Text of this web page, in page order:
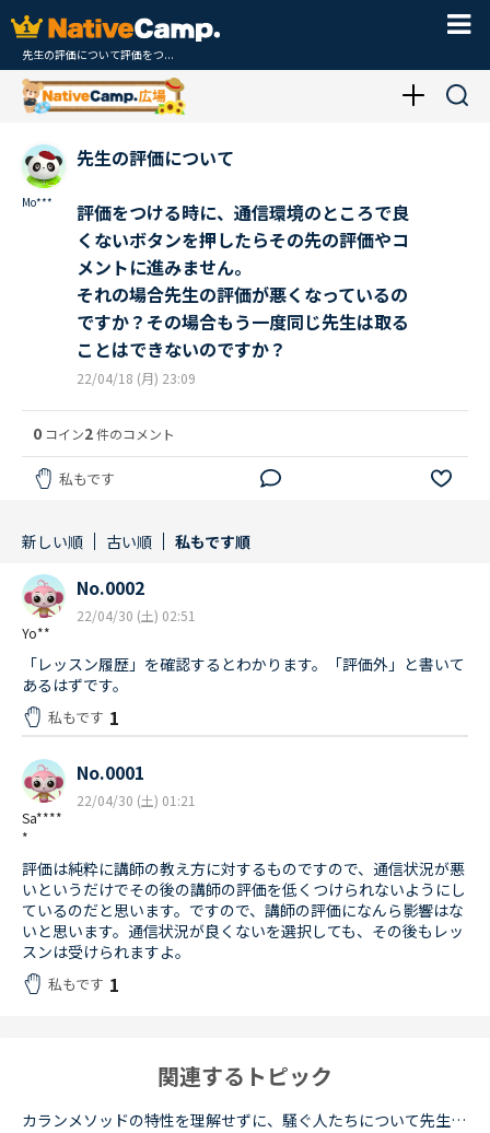
先生の評価について評価をつ...
Mo***
先生の評価について
評価をつける時に、通信環境のところで良
くないボタンを押したらその先の評価やコ
メントに進みません。
それの場合先生の評価が悪くなっているの
ですか？その場合もう一度同じ先生は取る
ことはできないのですか？
22/04/18 (月) 23:09
0 コイン2件のコメント
私もです
新しい順 古い順 私もです順
Yo**
No.0002
22/04/30 (土) 02:51
「レッスン履歴」を確認するとわかります。「評価外」と書いて
あるはずです。
私もです 1
Sa****
*
No.0001
22/04/30 (土) 01:21
評価は純粋に講師の教え方に対するものですので、通信状況が悪
いというだけでその後の講師の評価を低くつけられないようにし
ているのだと思います。ですので、講師の評価になんら影響はな
いと思います。通信状況が良くないを選択しても、その後もレッ
スンは受けられますよ。
私もです 1
関連するトピック
カランメソッドの特性を理解せずに、騒ぐ人たちについて先生方のレビューを見ていると、カランの進め方について苦言を呈しているレビューが目立つように思いました。これについて、個人的には「それは、生徒の方...